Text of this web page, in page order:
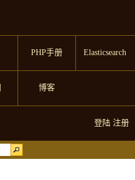
PHP手册 Elasticsearch
博客
登陆 注册